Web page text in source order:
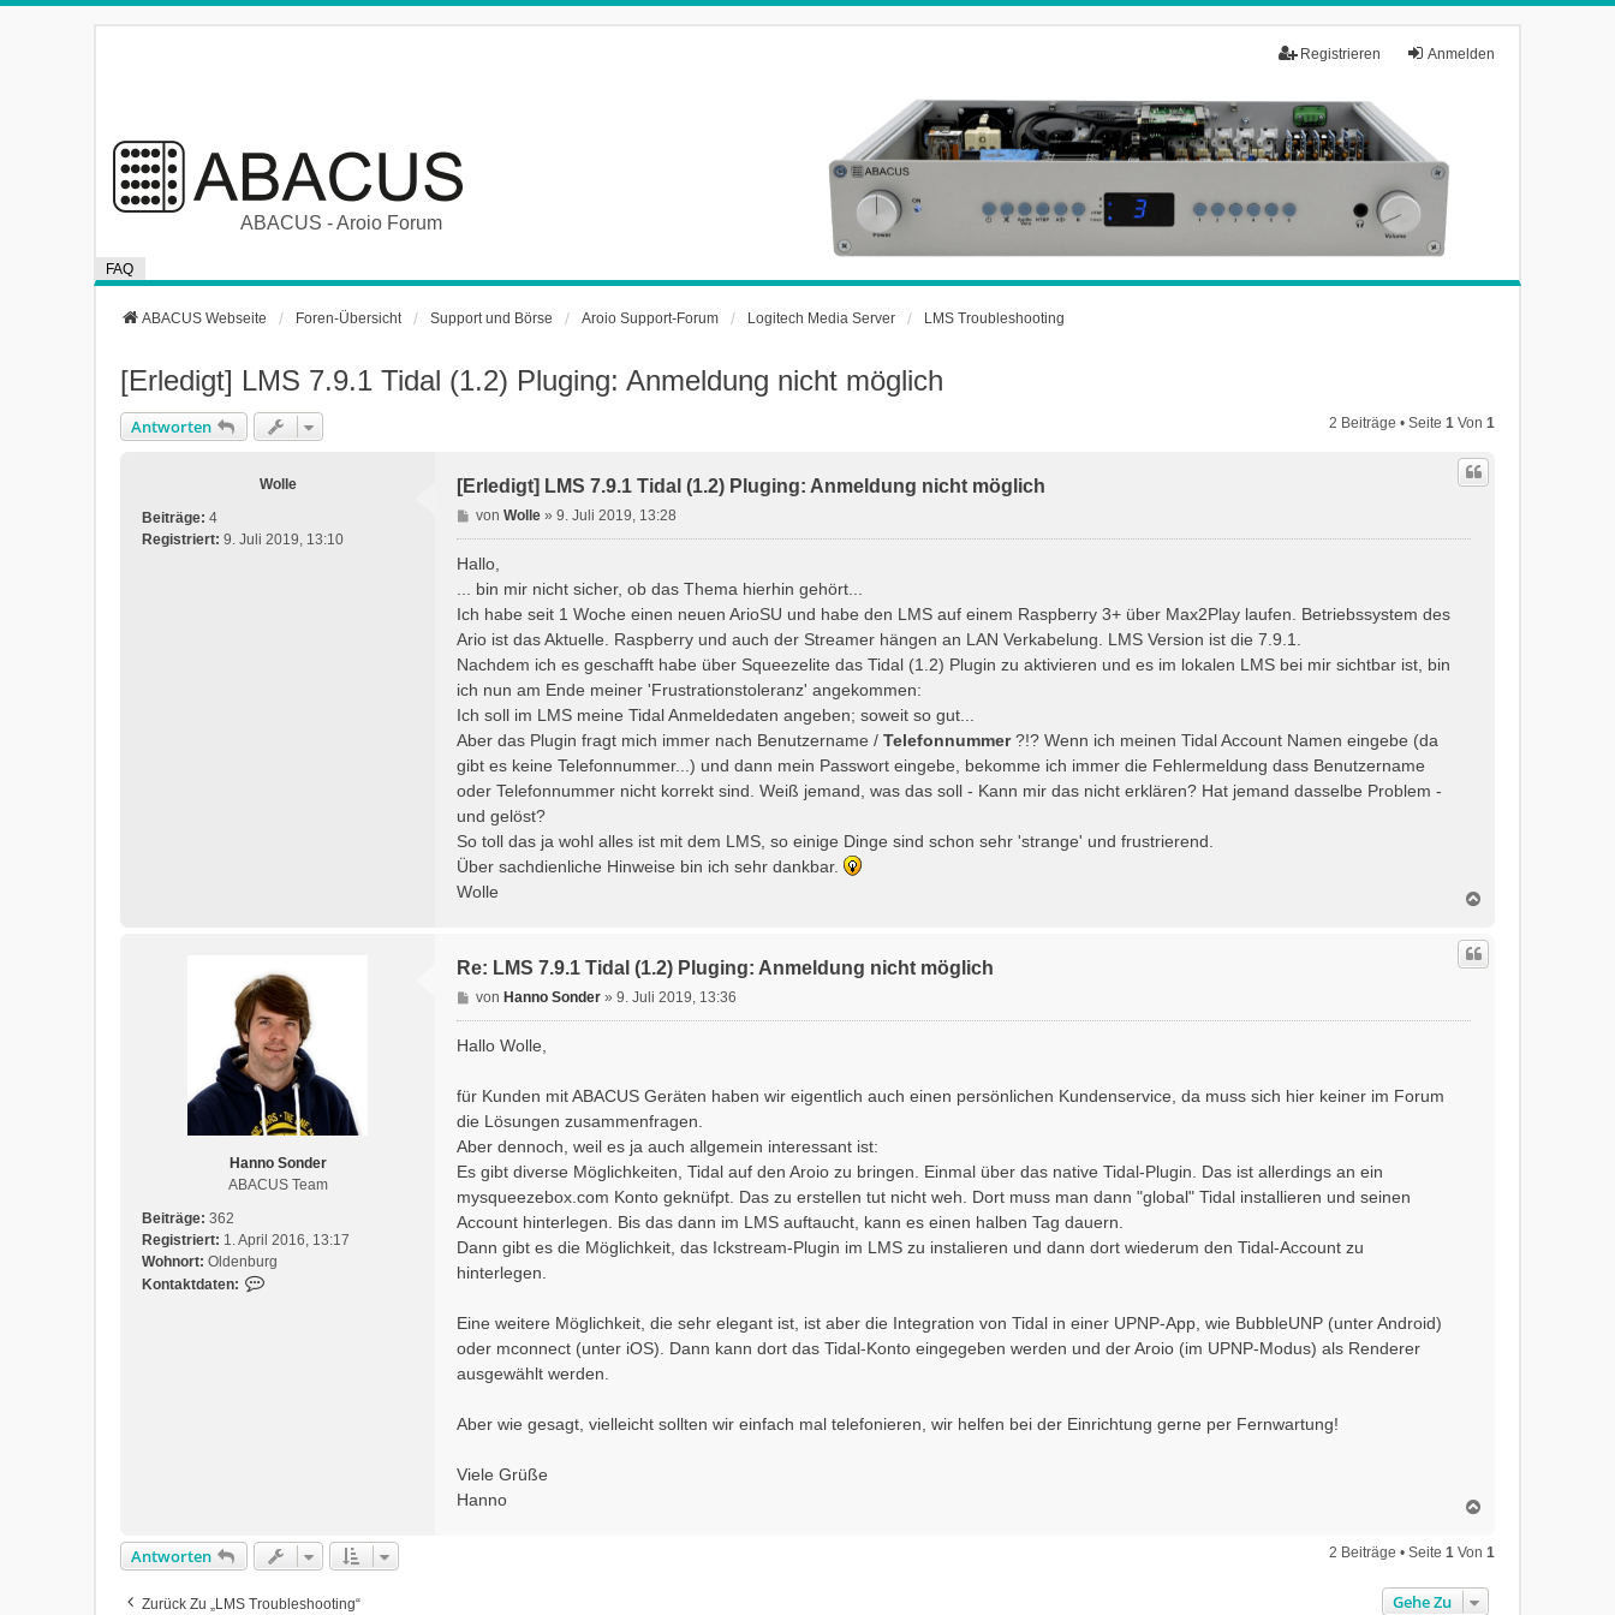
Anmelden
Registrieren
ABACUS - Aroio Forum
FAQ
ABACUS Webseite Foren-Übersicht Support und Börse Aroio Support-Forum Logitech Media Server LMS Troubleshooting
[Erledigt] LMS 7.9.1 Tidal (1.2) Pluging: Anmeldung nicht möglich
Antworten 2 Beiträge • Seite 1Von 1
Wolle
Beiträge: 4
Registriert: 9. Juli 2019, 13:10
[Erledigt] LMS 7.9.1 Tidal (1.2) Pluging: Anmeldung nicht möglich
B
e
a
g
vonWolle »9. Juli 2019, 13:28
Hallo,
... bin mir nicht sicher, ob das Thema hierhin gehört...
Ich habe seit 1 Woche einen neuen ArioSU und habe den LMS auf einem Raspberry 3+ über Max2Play laufen. Betriebssystem des
Ario ist das Aktuelle. Raspberry und auch der Streamer hängen an LAN Verkabelung. LMS Version ist die 7.9.1.
Nachdem ich es geschafft habe über Squeezelite das Tidal (1.2) Plugin zu aktivieren und es im lokalen LMS bei mir sichtbar ist, bin
ich nun am Ende meiner 'Frustrationstoleranz' angekommen:
Ich soll im LMS meine Tidal Anmeldedaten angeben; soweit so gut...
Aber das Plugin fragt mich immer nach Benutzername /Telefonnummer?!? Wenn ich meinen Tidal Account Namen eingebe (da
gibt es keine Telefonnummer...) und dann mein Passwort eingebe, bekomme ich immer die Fehlermeldung dass Benutzername
oder Telefonnummer nicht korrekt sind. Weiß jemand, was das soll - Kann mir das nicht erklären? Hat jemand dasselbe Problem -
und gelöst?
So toll das ja wohl alles ist mit dem LMS, so einige Dinge sind schon sehr 'strange' und frustrierend.
Über sachdienliche Hinweise bin ich sehr dankbar.
Wolle
c
o
Hanno Sonder
ABACUS Team
Beiträge: 362
Registriert: 1. April 2016, 13:17
Wohnort: Oldenburg
Kontaktdaten:
v
o
H
Re: LMS 7.9.1 Tidal (1.2) Pluging: Anmeldung nicht möglich
B
e
a
g
vonHanno Sonder »9. Juli 2019, 13:36
Hallo Wolle,
für Kunden mit ABACUS Geräten haben wir eigentlich auch einen persönlichen Kundenservice, da muss sich hier keiner im Forum
die Lösungen zusammenfragen.
Aber dennoch, weil es ja auch allgemein interessant ist:
Es gibt diverse Möglichkeiten, Tidal auf den Aroio zu bringen. Einmal über das native Tidal-Plugin. Das ist allerdings an ein
mysqueezebox.com Konto geknüfpt. Das zu erstellen tut nicht weh. Dort muss man dann "global" Tidal installieren und seinen
Account hinterlegen. Bis das dann im LMS auftaucht, kann es einen halben Tag dauern.
Dann gibt es die Möglichkeit, das Ickstream-Plugin im LMS zu instalieren und dann dort wiederum den Tidal-Account zu
hinterlegen.
Eine weitere Möglichkeit, die sehr elegant ist, ist aber die Integration von Tidal in einer UPNP-App, wie BubbleUNP (unter Android)
oder mconnect (unter iOS). Dann kann dort das Tidal-Konto eingegeben werden und der Aroio (im UPNP-Modus) als Renderer
ausgewählt werden.
Aber wie gesagt, vielleicht sollten wir einfach mal telefonieren, wir helfen bei der Einrichtung gerne per Fernwartung!
Viele Grüße
Hanno
c
h
Antworten 2 Beiträge • Seite 1Von 1
Zurück Zu „LMS Troubleshooting“ Gehe Zu